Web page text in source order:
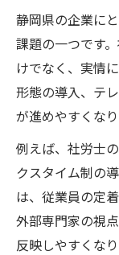
静岡県の企業に
課題の一つです
けでなく、実情
形態の導入、テ
が進めやすくなり
例えば、社労士
クスタイム制の
は、従業員の定
外部専門家の視
反映しやすくな